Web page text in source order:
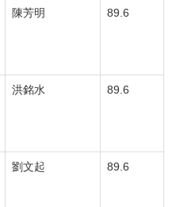
陳芳明 89.6
洪銘水 89.6
劉文起 89.6